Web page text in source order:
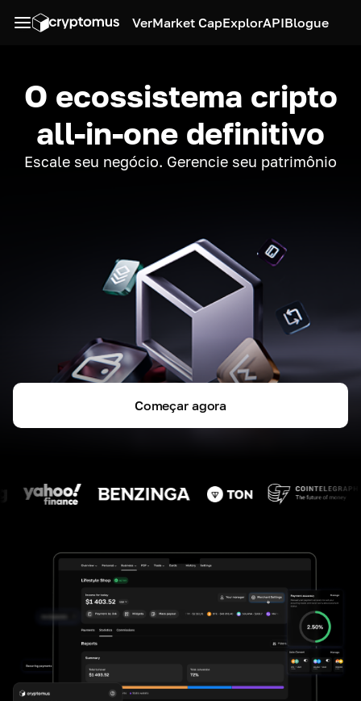
VerMarket CapExplorAPIBlogue
O ecossistema cripto
all-in-one definitivo
Escale seu negócio. Gerencie seu patrimônio
Começar agora